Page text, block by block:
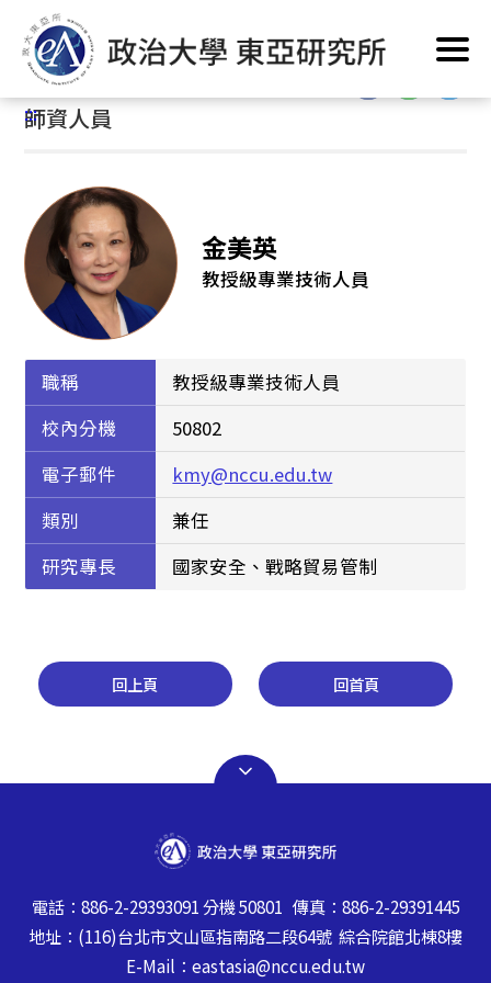
到
要
內
首頁/
:::
:::
師資人員
金美英
教授級專業技術人員
職稱
教授級專業技術人員
校內分機
50802
電子郵件
kmy@nccu.edu.tw
類別
兼任
研究專長
國家安全、戰略貿易管制
回上頁 回首頁
電話：886-2-29393091 分機 50801 傳真：886-2-29391445
地址：(116)台北市文山區指南路二段64號 綜合院館北棟8樓
E-Mail：eastasia@nccu.edu.tw